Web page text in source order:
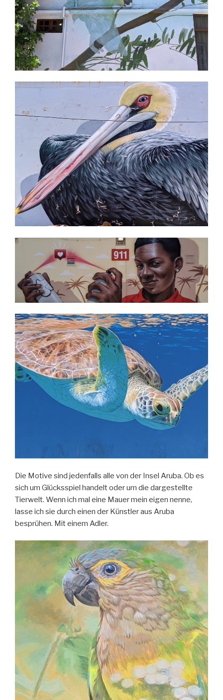
Die Motive sind jedenfalls alle von der Insel Aruba. Ob es
sich um Glücksspiel handelt oder um die dargestellte
Tierwelt. Wenn ich mal eine Mauer mein eigen nenne,
lasse ich sie durch einen der Künstler aus Aruba
besprühen. Mit einem Adler.